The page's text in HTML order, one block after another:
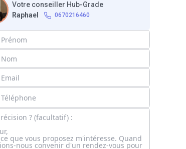
Votre conseiller Hub-Grade
Raphael
0670216460